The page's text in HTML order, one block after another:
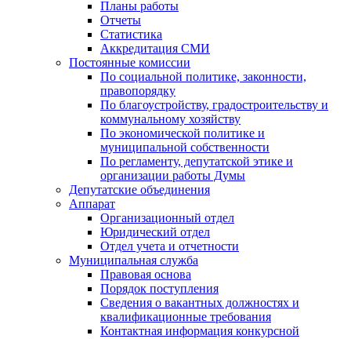
Планы работы
Отчеты
Статистика
Аккредитация СМИ
Постоянные комиссии
По социальной политике, законности,
правопорядку
По благоустройству, градостроительству и
коммунальному хозяйству
По экономической политике и
муниципальной собственности
По регламенту, депутатской этике и
организации работы Думы
Депутатские объединения
Аппарат
Организационный отдел
Юридический отдел
Отдел учета и отчетности
Муниципальная служба
Правовая основа
Порядок поступления
Сведения о вакантных должностях и
квалификационные требования
Контактная информация конкурсной